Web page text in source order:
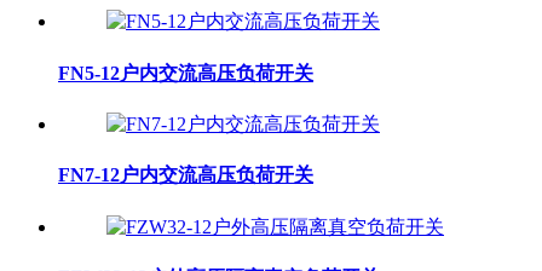
FN5-12户内交流高压负荷开关
FN7-12户内交流高压负荷开关